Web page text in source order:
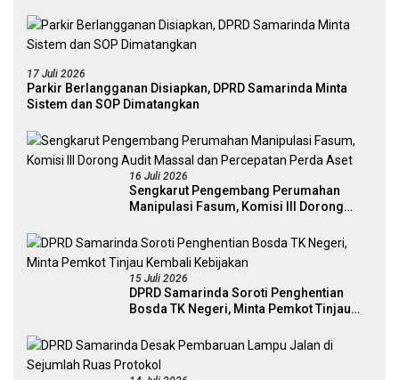
17 Juli 2026
Parkir Berlangganan Disiapkan, DPRD Samarinda Minta
Sistem dan SOP Dimatangkan
16 Juli 2026
Sengkarut Pengembang Perumahan
Manipulasi Fasum, Komisi III Dorong
15 Juli 2026
DPRD Samarinda Soroti Penghentian
Bosda TK Negeri, Minta Pemkot Tinjau